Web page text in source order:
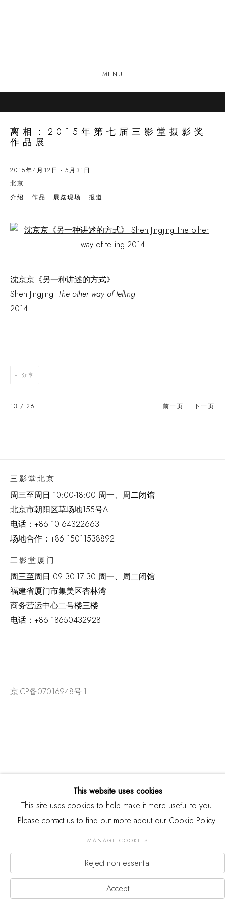
MENU
离相：2015年第七届三影堂摄影奖
作品展
2015年4月12日 - 5月31日
北京
介绍
作品 展览现场 报道
Open a larger version of the following image in a popup:
沈京京《另一种讲述的方式》
Shen Jingjing The other way of telling
2014
分享
前一页 下一页
13 / 26
三影堂北京
周三至周日 10:00-18:00 周一、周二闭馆
北京市朝阳区草场地155号A
电话： +86 10 64322663
场地合作：+86 15011538892
三影堂厦门
周三至周日 09:30-17:30 周一、周二闭馆
福建省厦门市集美区杏林湾
商务营运中心二号楼三楼
电话： +86 18650432928
京ICP备07016948号-1
版权 2026 THREE SHADOWS
网页支持 ARTLOGIC
This website uses cookies
This site uses cookies to help make it more useful to you.
Please contact us to find out more about our Cookie Policy.
MANAGE COOKIES
Reject non essential
Accept